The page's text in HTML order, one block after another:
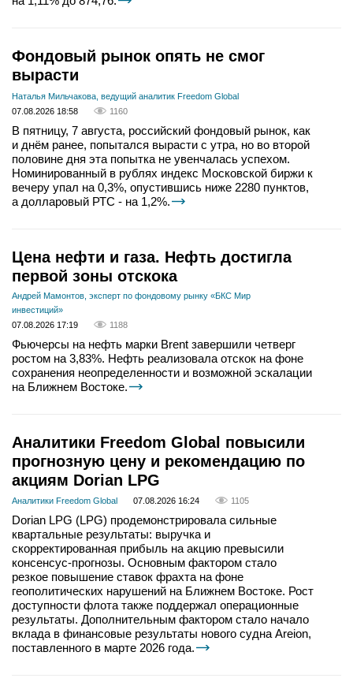
Фондовый рынок опять не смог
вырасти
Наталья Мильчакова, ведущий аналитик Freedom Global
07.08.2026 18:58
1160
В пятницу, 7 августа, российский фондовый рынок, как
и днём ранее, попытался вырасти с утра, но во второй
половине дня эта попытка не увенчалась успехом.
Номинированный в рублях индекс Московской биржи к
вечеру упал на 0,3%, опустившись ниже 2280 пунктов,
а долларовый РТС - на 1,2%.
Цена нефти и газа. Нефть достигла
первой зоны отскока
Андрей Мамонтов, эксперт по фондовому рынку «БКС Мир
инвестиций»
07.08.2026 17:19
1188
Фьючерсы на нефть марки Brent завершили четверг
ростом на 3,83%. Нефть реализовала отскок на фоне
сохранения неопределенности и возможной эскалации
на Ближнем Востоке.
Аналитики Freedom Global повысили
прогнозную цену и рекомендацию по
акциям Dorian LPG
Аналитики Freedom Global 07.08.2026 16:24 1105
Dorian LPG (LPG) продемонстрировала сильные
квартальные результаты: выручка и
скорректированная прибыль на акцию превысили
консенсус-прогнозы. Основным фактором стало
резкое повышение ставок фрахта на фоне
геополитических нарушений на Ближнем Востоке. Рост
доступности флота также поддержал операционные
результаты. Дополнительным фактором стало начало
вклада в финансовые результаты нового судна Areion,
поставленного в марте 2026 года.